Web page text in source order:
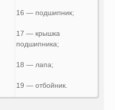
16 — подшипник;
17 — крышка
подшипника;
18 — лапа;
19 — отбойник.